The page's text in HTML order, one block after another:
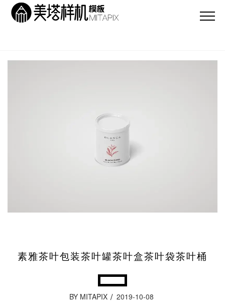
素雅茶叶包装茶叶罐茶叶盒茶叶袋茶叶桶
BY MITAPIX 2019-10-08